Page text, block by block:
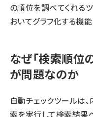
の順位を調べてくれる
おいてグラフ化する機
なぜ「検索順位
が問題なのか
自動チェックツールは
索を実行して検索結果